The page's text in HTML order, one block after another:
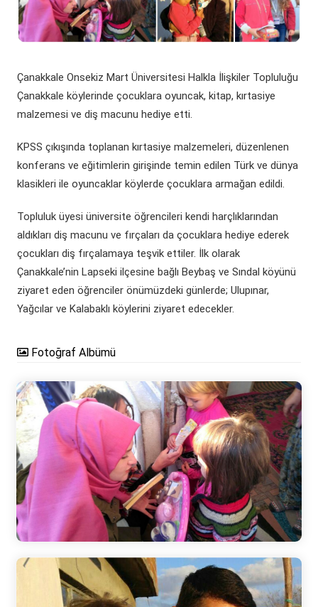
Çanakkale Onsekiz Mart Üniversitesi Halkla İlişkiler Topluluğu
Çanakkale köylerinde çocuklara oyuncak, kitap, kırtasiye
malzemesi ve diş macunu hediye etti.
KPSS çıkışında toplanan kırtasiye malzemeleri, düzenlenen
konferans ve eğitimlerin girişinde temin edilen Türk ve dünya
klasikleri ile oyuncaklar köylerde çocuklara armağan edildi.
Topluluk üyesi üniversite öğrencileri kendi harçlıklarından
aldıkları diş macunu ve fırçaları da çocuklara hediye ederek
çocukları diş fırçalamaya teşvik ettiler. İlk olarak
Çanakkale’nin Lapseki ilçesine bağlı Beybaş ve Sındal köyünü
ziyaret eden öğrenciler önümüzdeki günlerde; Ulupınar,
Yağcılar ve Kalabaklı köylerini ziyaret edecekler.
Fotoğraf Albümü
Kurumsal Değerlendirme Sistemi(yeni sekmede açılır)
Kurumsal Logo
Döner Sermaye(yeni sekmede açılır)
Daire Başkanlıkları
İç Denetim Birim B.(yeni sekmede açılır)
ÇOMÜ Marşı
Üniversite Hastaneleri
Araştırma Merkezleri
(yeni sekmede açılır)
Çanakkale Teknopark(yeni sekmede açılır)
Etik Kurulları
Öğrenci Dekanlığı(yeni sekmede açılır)
Psikolojik Danışmanlık Rehberlik (yeni sekmede açılır)
(yeni sekmede açılır)